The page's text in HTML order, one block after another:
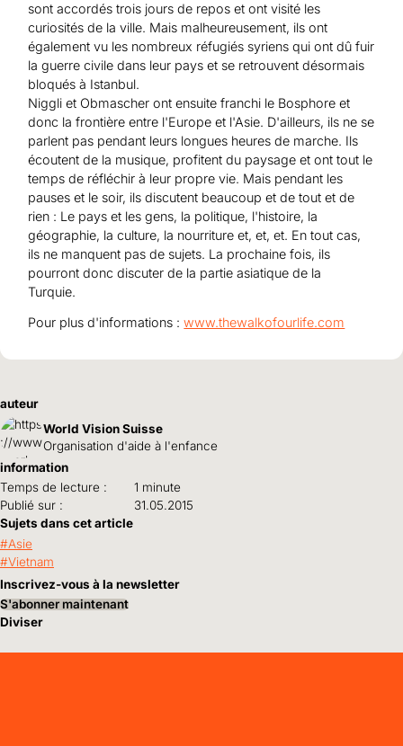
sont accordés trois jours de repos et ont visité les
curiosités de la ville. Mais malheureusement, ils ont
également vu les nombreux réfugiés syriens qui ont dû fuir
la guerre civile dans leur pays et se retrouvent désormais
bloqués à Istanbul.
Niggli et Obmascher ont ensuite franchi le Bosphore et
donc la frontière entre l'Europe et l'Asie. D'ailleurs, ils ne se
parlent pas pendant leurs longues heures de marche. Ils
écoutent de la musique, profitent du paysage et ont tout le
temps de réfléchir à leur propre vie. Mais pendant les
pauses et le soir, ils discutent beaucoup et de tout et de
rien : Le pays et les gens, la politique, l'histoire, la
géographie, la culture, la nourriture et, et, et. En tout cas,
ils ne manquent pas de sujets. La prochaine fois, ils
pourront donc discuter de la partie asiatique de la
Turquie.
Pour plus d'informations :www.thewalkofourlife.com
auteur
World Vision Suisse
Organisation d'aide à l'enfance
information
Temps de lecture :
1 minute
Publié sur :
31.05.2015
Sujets dans cet article
Asie
Vietnam
Inscrivez-vous à la newsletter
S'abonner maintenant
Diviser